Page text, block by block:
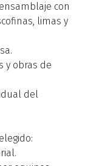
con
limas y
y obras de
del